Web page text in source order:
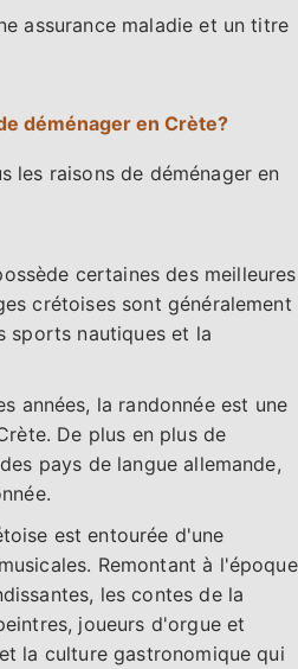
assurance maladie et un titre
déménager en Crète?
les raisons de déménager en
certaines des meilleures
crétoises sont généralement
sports nautiques et la
années, la randonnée est une
De plus en plus de
pays de langue allemande,
est entourée d'une
Remontant à l'époque
les contes de la
joueurs d'orgue et
la culture gastronomique qui